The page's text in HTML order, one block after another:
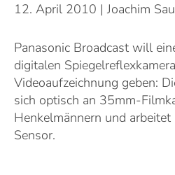
12. April 2010 | Joachim
Panasonic Broadcast will
digitalen
Videoaufzeichnung geben:
sich optisch an 35mm-
Henkelmännern und
Sensor.